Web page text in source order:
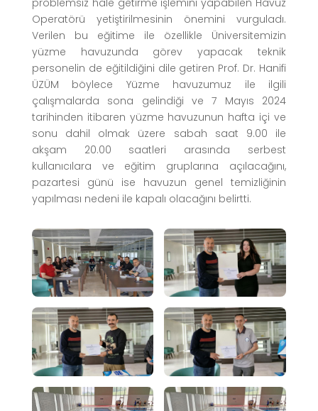
Operatörü yetiştirilmesinin önemini vurguladı.
Verilen bu eğitime ile özellikle Üniversitemizin
yüzme havuzunda görev yapacak teknik
personelin de eğitildiğini dile getiren Prof. Dr. Hanifi
ÜZÜM böylece Yüzme havuzumuz ile ilgili
çalışmalarda sona gelindiği ve 7 Mayıs 2024
tarihinden itibaren yüzme havuzunun hafta içi ve
sonu dahil olmak üzere sabah saat 9.00 ile
akşam 20.00 saatleri arasında serbest
kullanıcılara ve eğitim gruplarına açılacağını,
pazartesi günü ise havuzun genel temizliğinin
yapılması nedeni ile kapalı olacağını belirtti.